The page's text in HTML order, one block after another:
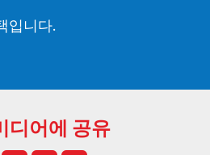
입니다.
디어에 공유